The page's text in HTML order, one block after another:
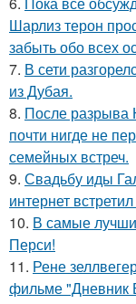
Шарлиз терон
забыть обо всех
7. В сети
из Дубая.
8. После
почти нигде не
семейных встреч.
9. Свадьбу иды
интернет
10. В самые
Перси!
11. Рене
фильме "Дневник